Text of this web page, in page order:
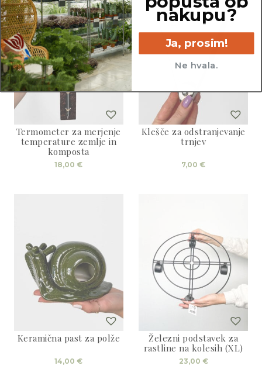
Termometer za merjenje
temperature zemlje in
komposta
18,00 €
Klešče za odstranjevanje
trnjev
7,00 €
Keramična past za polže
14,00 €
Železni podstavek za
rastline na kolesih (XL)
23,00 €
nakupu?
Ja, prosim!
Ne hvala.